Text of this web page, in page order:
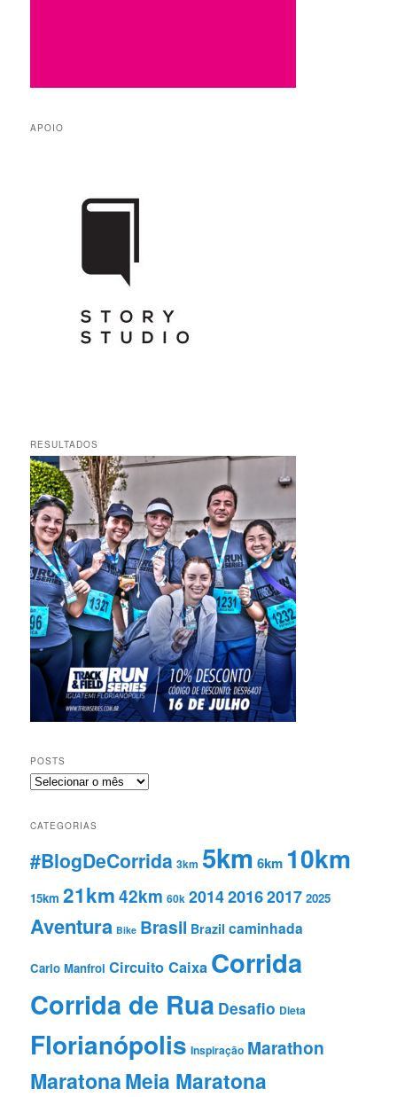
APOIO
RESULTADOS
POSTS
Posts
CATEGORIAS
#BlogDeCorrida 3km 5km 6km 10km
15km 21km42km 60k 201420162017 2025
Aventura Bike Brasil Brazil caminhada
Carlo Manfroi Circuito Caixa Corrida
Corrida de Rua Desafio Dieta
Florianópolis Inspiração Marathon
MaratonaMeia Maratona